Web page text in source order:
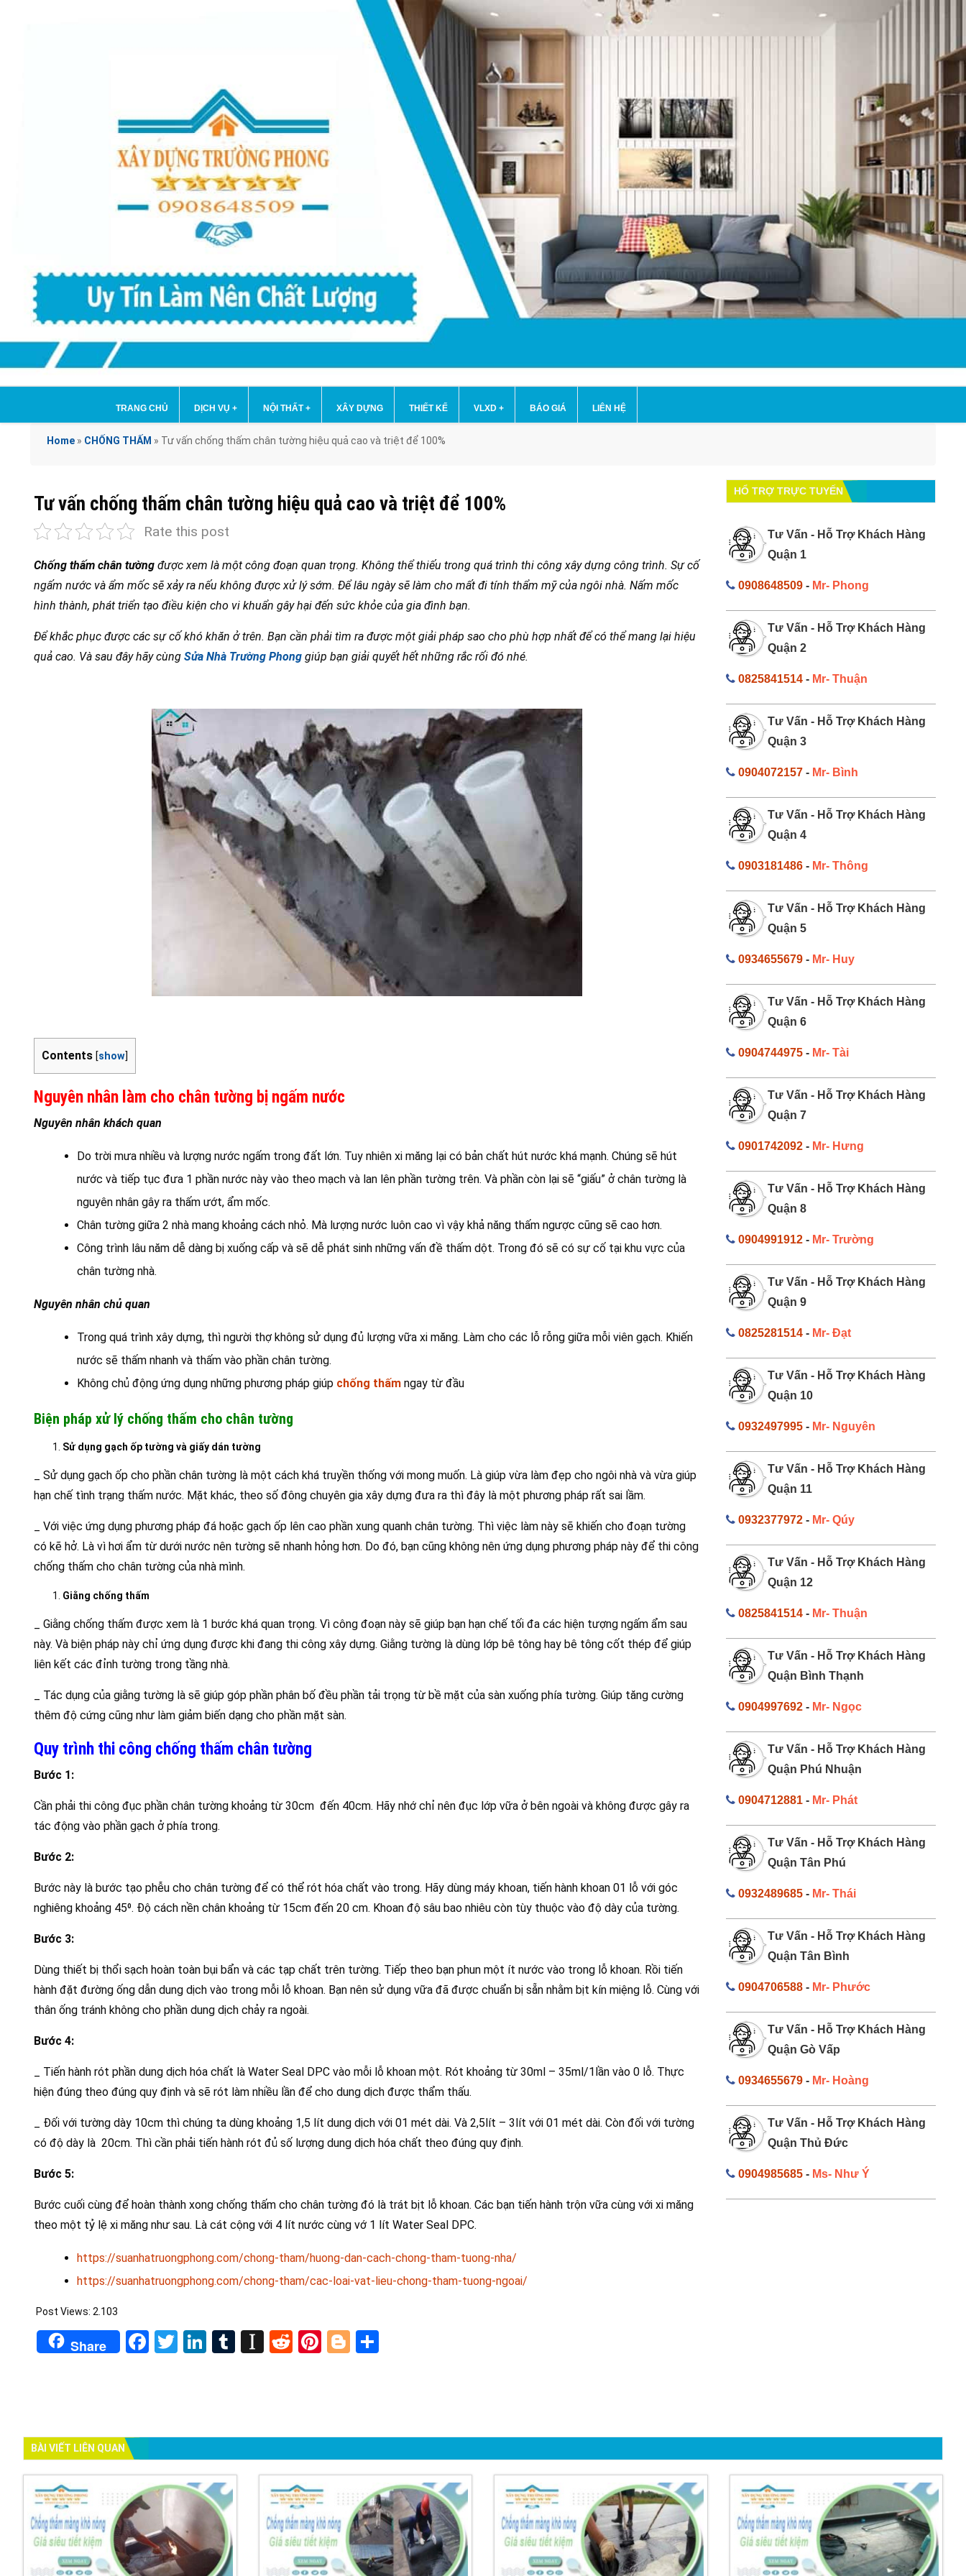
TRANG CHỦ DỊCH VỤ + NỘI THẤT+ XÂY DỰNG THIẾT KẾ VLXD + BÁO GIÁ LIÊN HỆ
Home » CHỐNG THẤM » Tư vấn chống thấm chân tường hiệu quả cao và triệt để 100%
Tư vấn chống thấm chân tường hiệu quả cao và triệt để 100%
Rate this post
Chống thấm chân tường được xem là một công đoạn quan trọng. Không thể thiếu trong quá trình thi công xây dựng công trình. Sự cố
ngấm nước và ẩm mốc sẽ xảy ra nếu không được xử lý sớm. Để lâu ngày sẽ làm cho mất đi tính thẩm mỹ của ngôi nhà. Nấm mốc
hình thành, phát triển tạo điều kiện cho vi khuẩn gây hại đến sức khỏe của gia đình bạn.
Để khắc phục được các sự cố khó khăn ở trên. Bạn cần phải tìm ra được một giải pháp sao cho phù hợp nhất để có thể mang lại hiệu
quả cao. Và sau đây hãy cùng Sửa Nhà Trường Phong giúp bạn giải quyết hết những rắc rối đó nhé.
Contents [show]
Nguyên nhân làm cho chân tường bị ngấm nước
Nguyên nhân khách quan
Do trời mưa nhiều và lượng nước ngấm trong đất lớn. Tuy nhiên xi măng lại có bản chất hút nước khá mạnh. Chúng sẽ hút
nước và tiếp tục đưa 1 phần nước này vào theo mạch và lan lên phần tường trên. Và phần còn lại sẽ “giấu” ở chân tường là
nguyên nhân gây ra thấm ướt, ẩm mốc.
Chân tường giữa 2 nhà mang khoảng cách nhỏ. Mà lượng nước luôn cao vì vậy khả năng thấm ngược cũng sẽ cao hơn.
Công trình lâu năm dễ dàng bị xuống cấp và sẽ dễ phát sinh những vấn đề thấm dột. Trong đó sẽ có sự cố tại khu vực của
chân tường nhà.
Nguyên nhân chủ quan
Trong quá trình xây dựng, thì người thợ không sử dụng đủ lượng vữa xi măng. Làm cho các lỗ rỗng giữa mỗi viên gạch. Khiến
nước sẽ thấm nhanh và thấm vào phần chân tường.
Không chủ động ứng dụng những phương pháp giúp chống thấm ngay từ đầu
Biện pháp xử lý chống thấm cho chân tường
Sử dụng gạch ốp tường và giấy dán tường
_ Sử dụng gạch ốp cho phần chân tường là một cách khá truyền thống với mong muốn. Là giúp vừa làm đẹp cho ngôi nhà và vừa giúp
hạn chế tình trạng thấm nước. Mặt khác, theo số đông chuyên gia xây dựng đưa ra thì đây là một phương pháp rất sai lầm.
_ Với việc ứng dụng phương pháp đá hoặc gạch ốp lên cao phần xung quanh chân tường. Thì việc làm này sẽ khiến cho đoạn tường
có kẽ hở. Là vì hơi ẩm từ dưới nước nên tường sẽ nhanh hỏng hơn. Do đó, bạn cũng không nên ứng dụng phương pháp này để thi công
chống thấm cho chân tường của nhà mình.
Giằng chống thấm
_ Giằng chống thấm được xem là 1 bước khá quan trọng. Vì công đoạn này sẽ giúp bạn hạn chế tối đa các hiện tượng ngấm ẩm sau
này. Và biện pháp này chỉ ứng dụng được khi đang thi công xây dựng. Giằng tường là dùng lớp bê tông hay bê tông cốt thép để giúp
liên kết các đỉnh tường trong tầng nhà.
_ Tác dụng của giằng tường là sẽ giúp góp phần phân bố đều phần tải trọng từ bề mặt của sàn xuống phía tường. Giúp tăng cường
thêm độ cứng cũng như làm giảm biến dạng cho phần mặt sàn.
Quy trình thi công chống thấm chân tường
Bước 1:
Cần phải thi công đục phần chân tường khoảng từ 30cm đến 40cm. Hãy nhớ chỉ nên đục lớp vữa ở bên ngoài và không được gây ra
tác động vào phần gạch ở phía trong.
Bước 2:
Bước này là bước tạo phễu cho chân tường để có thể rót hóa chất vào trong. Hãy dùng máy khoan, tiến hành khoan 01 lỗ với góc
nghiêng khoảng 45⁰. Độ cách nền chân khoảng từ 15cm đến 20 cm. Khoan độ sâu bao nhiêu còn tùy thuộc vào độ dày của tường.
Bước 3:
Dùng thiết bị thổi sạch hoàn toàn bụi bẩn và các tạp chất trên tường. Tiếp theo bạn phun một ít nước vào trong lỗ khoan. Rồi tiến
hành đặt đường ống dẫn dung dịch vào trong mỗi lỗ khoan. Bạn nên sử dụng vữa đã được chuẩn bị sẵn nhằm bịt kín miệng lỗ. Cùng với
thân ống tránh không cho phần dung dịch chảy ra ngoài.
Bước 4:
_ Tiến hành rót phần dung dịch hóa chất là Water Seal DPC vào mỗi lỗ khoan một. Rót khoảng từ 30ml – 35ml/1lần vào 0 lỗ. Thực
hiện đúng theo đúng quy định và sẽ rót làm nhiều lần để cho dung dịch được thẩm thấu.
_ Đối với tường dày 10cm thì chúng ta dùng khoảng 1,5 lít dung dịch với 01 mét dài. Và 2,5lít – 3lít với 01 mét dài. Còn đối với tường
có độ dày là 20cm. Thì cần phải tiến hành rót đủ số lượng dung dịch hóa chất theo đúng quy định.
Bước 5:
Bước cuối cùng để hoàn thành xong chống thấm cho chân tường đó là trát bịt lỗ khoan. Các bạn tiến hành trộn vữa cùng với xi măng
theo một tỷ lệ xi măng như sau. Là cát cộng với 4 lít nước cùng vớ 1 lít Water Seal DPC.
https://suanhatruongphong.com/chong-tham/huong-dan-cach-chong-tham-tuong-nha/
https://suanhatruongphong.com/chong-tham/cac-loai-vat-lieu-chong-tham-tuong-ngoai/
Post Views: 2.103
Share Facebook
TwitterLinkedIn
Tumblr
Instapaper
RedditPinterest
Blogger
HỔ TRỢ TRỰC TUYẾN
Tư Vấn - Hỗ Trợ Khách Hàng
Quận 1
0908648509- Mr- Phong
Tư Vấn - Hỗ Trợ Khách Hàng
Quận 2
0825841514- Mr- Thuận
Tư Vấn - Hỗ Trợ Khách Hàng
Quận 3
0904072157- Mr- Bình
Tư Vấn - Hỗ Trợ Khách Hàng
Quận 4
0903181486- Mr- Thông
Tư Vấn - Hỗ Trợ Khách Hàng
Quận 5
0934655679- Mr- Huy
Tư Vấn - Hỗ Trợ Khách Hàng
Quận 6
0904744975- Mr- Tài
Tư Vấn - Hỗ Trợ Khách Hàng
Quận 7
0901742092- Mr- Hưng
Tư Vấn - Hỗ Trợ Khách Hàng
Quận 8
0904991912- Mr- Trường
Tư Vấn - Hỗ Trợ Khách Hàng
Quận 9
0825281514- Mr- Đạt
Tư Vấn - Hỗ Trợ Khách Hàng
Quận 10
0932497995- Mr- Nguyên
Tư Vấn - Hỗ Trợ Khách Hàng
Quận 11
0932377972- Mr- Qúy
Tư Vấn - Hỗ Trợ Khách Hàng
Quận 12
0825841514- Mr- Thuận
Tư Vấn - Hỗ Trợ Khách Hàng
Quận Bình Thạnh
0904997692- Mr- Ngọc
Tư Vấn - Hỗ Trợ Khách Hàng
Quận Phú Nhuận
0904712881- Mr- Phát
Tư Vấn - Hỗ Trợ Khách Hàng
Quận Tân Phú
0932489685- Mr- Thái
Tư Vấn - Hỗ Trợ Khách Hàng
Quận Tân Bình
0904706588- Mr- Phước
Tư Vấn - Hỗ Trợ Khách Hàng
Quận Gò Vấp
0934655679- Mr- Hoàng
Tư Vấn - Hỗ Trợ Khách Hàng
Quận Thủ Đức
0904985685- Ms- Như Ý
BÀI VIẾT LIÊN QUAN